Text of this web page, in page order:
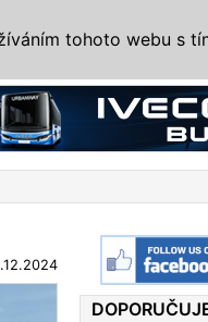
tohoto webu s